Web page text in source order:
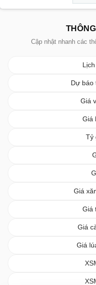
Cập nhật nhanh các
Dự báo
Giá
Giá
Tỷ
Giá
Giá
Giá
Giá